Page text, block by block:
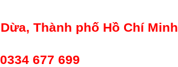
Thành phố Hồ Chí Minh
677 699